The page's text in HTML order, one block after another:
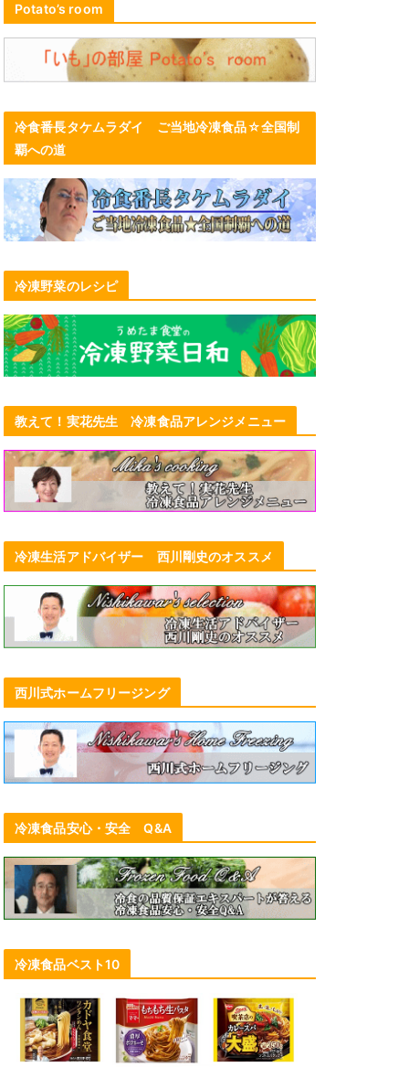
Potato’s room
冷食番長タケムラダイ ご当地冷凍食品☆全国制
覇への道
冷凍野菜のレシピ
教えて！実花先生 冷凍食品アレンジメニュー
冷凍生活アドバイザー 西川剛史のオススメ
西川式ホームフリージング
冷凍食品安心・安全 Q&A
冷凍食品ベスト10